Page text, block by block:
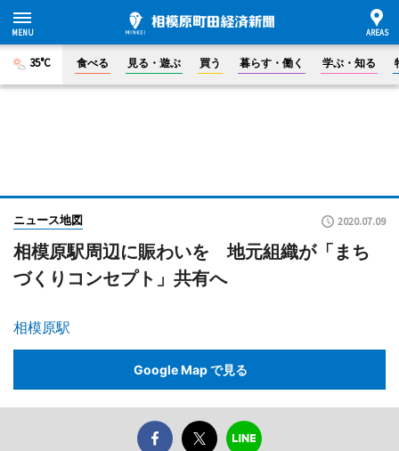
35°C 食べる 見る・遊ぶ 買う 暮らす・働く 学ぶ・知る
ニュース地図 2020.07.09
相模原駅周辺に賑わいを 地元組織が「まち
づくりコンセプト」共有へ
相模原駅
Google Map で見る